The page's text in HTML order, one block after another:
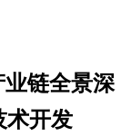
链全景深
术开发